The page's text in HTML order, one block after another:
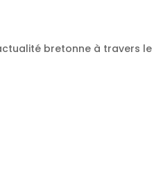
bretonne à travers